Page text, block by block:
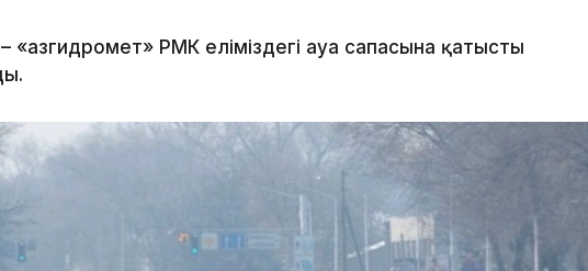
«Қазгидромет» РМК еліміздегі ауа сапасына қатысты